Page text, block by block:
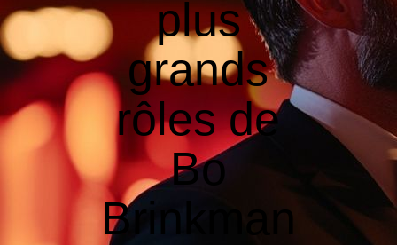
plus
grands
rôles de
Bo
Brinkman